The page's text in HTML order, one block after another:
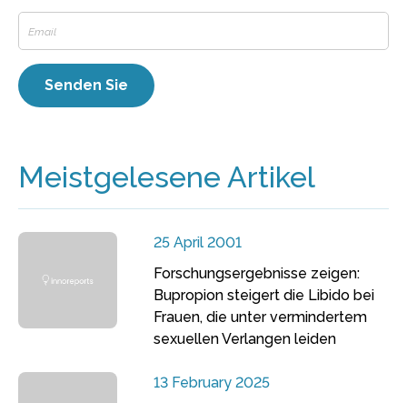
Meistgelesene Artikel
25 April 2001
Forschungsergebnisse zeigen:
Bupropion steigert die Libido bei
Frauen, die unter vermindertem
sexuellen Verlangen leiden
13 February 2025